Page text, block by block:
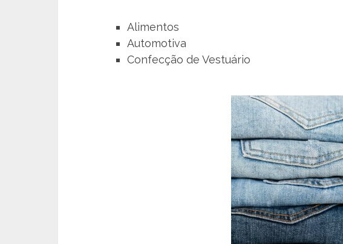
Alimentos
Automotiva
Confecção de Vestuário